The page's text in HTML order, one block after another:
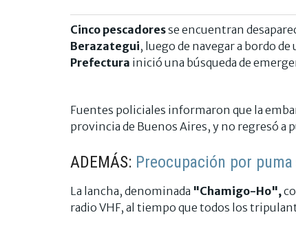
Cinco pescadoresse encuentran
Berazategui, luego de navegar a bordo de
Prefectura inició una búsqueda de
Fuentes policiales informaron que la
provincia de Buenos Aires, y no regresó a
ADEMÁS: Preocupación por
La lancha, denominada "Chamigo-Ho",
radio VHF, al tiempo que todos los